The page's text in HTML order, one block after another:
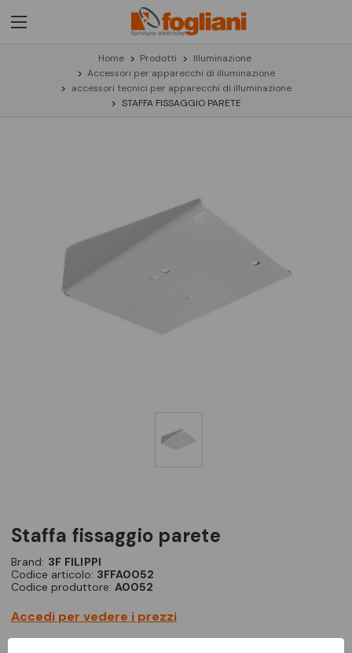
Home Prodotti
Illuminazione
Accessori per apparecchi di illuminazione
accessori tecnici per apparecchi di illuminazione
STAFFA FISSAGGIO PARETE
staffa fissaggio parete
Brand: 3F FILIPPI
Codice articolo: 3FFA0052
Codice produttore: A0052
Accedi per vedere i prezzi